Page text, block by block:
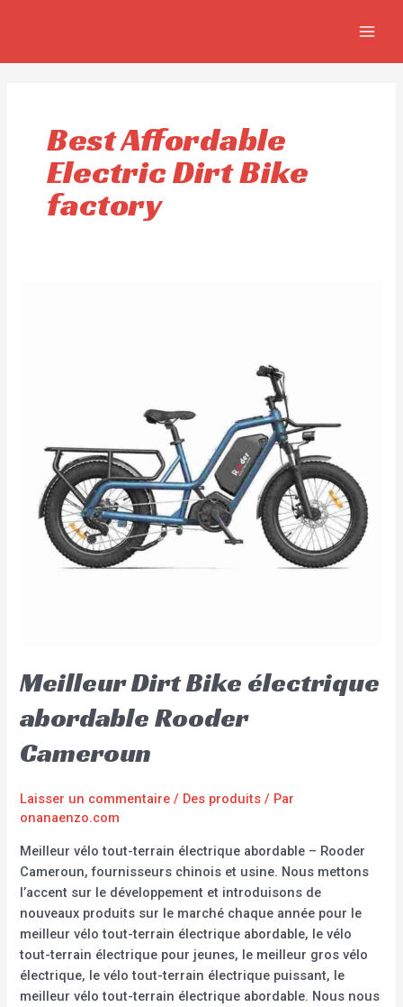
Best Affordable
Electric Dirt Bike
factory
Meilleur Dirt Bike électrique
abordable Rooder
Cameroun
Laisser un commentaire / Des produits / Par
onanaenzo.com
Meilleur vélo tout-terrain électrique abordable – Rooder
Cameroun, fournisseurs chinois et usine. Nous mettons
l’accent sur le développement et introduisons de
nouveaux produits sur le marché chaque année pour le
meilleur vélo tout-terrain électrique abordable, le vélo
tout-terrain électrique pour jeunes, le meilleur gros vélo
électrique, le vélo tout-terrain électrique puissant, le
meilleur vélo tout-terrain électrique abordable. Nous nous